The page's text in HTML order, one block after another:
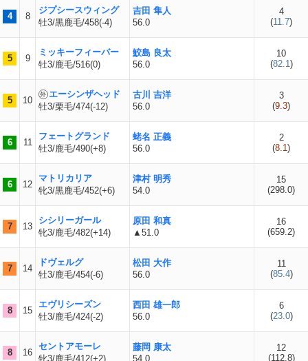
4 8
ジプシースウィング
牡3/黒鹿毛/458(-4)
吉田 隼人
56.0
4
(11.7)
5 9
ミッキーフィーバー
牡3/鹿毛/516(0)
鮫島 良太
56.0
10
(82.1)
5 10
エーシンザヘッド
牡3/栗毛/474(-12)
古川 吉洋
56.0
3
(9.3)
6 11
フェートグランド
牡3/鹿毛/490(+8)
蛯名 正義
56.0
2
(8.1)
6 12
マトリカリア
牝3/黒鹿毛/452(+6)
津村 明秀
54.0
15
(298.0)
7 13
シシリーガール
牝3/鹿毛/482(+14)
原田 和真
▲51.0
16
(659.2)
7 14
ドヴェルグ
牡3/鹿毛/454(-6)
松田 大作
56.0
11
(85.4)
8 15
エヴリシーズン
牡3/鹿毛/424(-2)
西田 雄一郎
56.0
6
(23.0)
8 16
セントアモーレ
牝3/鹿毛/412(+2)
藤岡 康太
54.0
12
(112.8)